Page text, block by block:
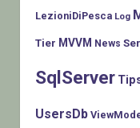
LezioniDiPesca Log
Tier MVVM News
SqlServer
UsersDb